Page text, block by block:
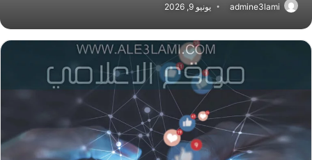
admine3lami يونيو 9, 2026